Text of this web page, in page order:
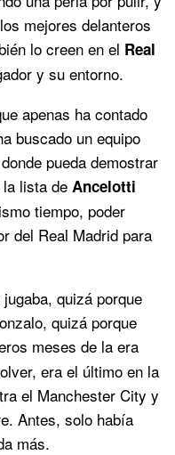
mejores delanteros
lo creen en el Real
y su entorno.
apenas ha contado
buscado un equipo
pueda demostrar
lista de Ancelotti
tiempo, poder
del Real Madrid para
quizá porque
quizá porque
meses de la era
era el último en la
el Manchester City y
Antes, solo había
más.